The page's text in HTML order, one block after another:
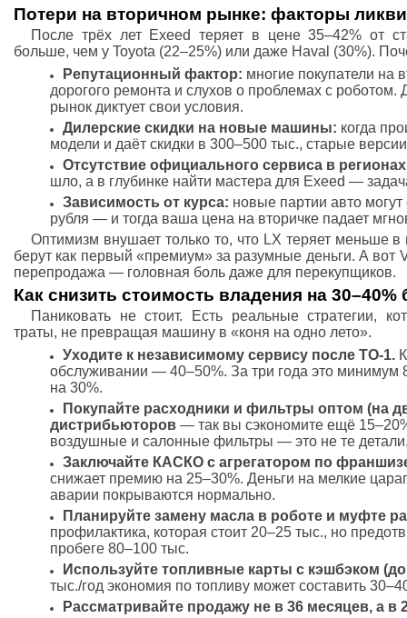
Потери на вторичном рынке: факторы
После трёх лет Exeed теряет в цене 35–42% от
больше, чем у Toyota (22–25%) или даже Haval (30%).
Репутационный фактор: многие покупатели на
дорогого ремонта и слухов о проблемах с
рынок диктует свои условия.
Дилерские скидки на новые машины: когда
модели и даёт скидки в 300–500 тыс., старые
Отсутствие официального сервиса в
шло, а в глубинке найти мастера для Exeed —
Зависимость от курса: новые партии авто
рубля — и тогда ваша цена на вторичке падает
Оптимизм внушает только то, что LX теряет меньше
берут как первый «премиум» за разумные деньги. А вот
перепродажа — головная боль даже для перекупщиков.
Как снизить стоимость владения на 30–40%
Паниковать не стоит. Есть реальные стратегии,
траты, не превращая машину в «коня на одно лето».
Уходите к независимому сервису после ТО-1.
обслуживании — 40–50%. За три года это
на 30%.
Покупайте расходники и фильтры оптом (на
дистрибьюторов — так вы сэкономите ещё
воздушные и салонные фильтры — это не те
Заключайте КАСКО с агрегатором по
снижает премию на 25–30%. Деньги на мелкие
аварии покрываются нормально.
Планируйте замену масла в роботе и муфте
профилактика, которая стоит 20–25 тыс., но
пробеге 80–100 тыс.
Используйте топливные карты с кэшбэком (до
тыс./год экономия по топливу может составить
Рассматривайте продажу не в 36 месяцев, а в